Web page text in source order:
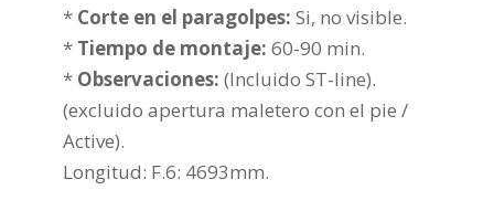
* Corte en el paragolpes: Si, no visible.
* Tiempo de montaje: 60-90 min.
* Observaciones: (Incluido ST-line).
(excluido apertura maletero con el pie /
Active).
Longitud: F.6: 4693mm.